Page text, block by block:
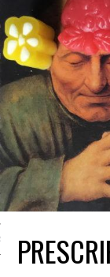
FOLIE
BONHEUR
GUERRE